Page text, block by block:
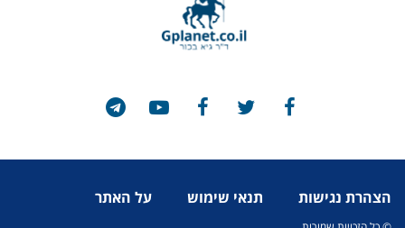
הצהרת נגישות תנאי שימוש על האתר